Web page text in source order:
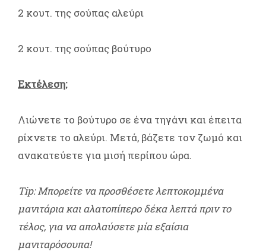
2 κουτ. της σούπας αλεύρι
2 κουτ. της σούπας βούτυρο
Εκτέλεση:
Λιώνετε το βούτυρο σε ένα τηγάνι και έπειτα
ρίχνετε το αλεύρι. Μετά, βάζετε τον ζωμό και
ανακατεύετε για μισή περίπου ώρα.
Tip: Μπορείτε να προσθέσετε λεπτοκομμένα
μανιτάρια και αλατοπίπερο δέκα λεπτά πριν το
τέλος, για να απολαύσετε μία εξαίσια
μανιταρόσουπα!